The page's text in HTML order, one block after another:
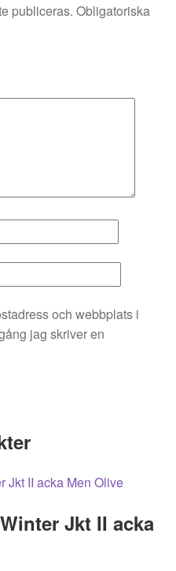
publiceras. Obligatoriska
och webbplats i
jag skriver en
Jkt II acka